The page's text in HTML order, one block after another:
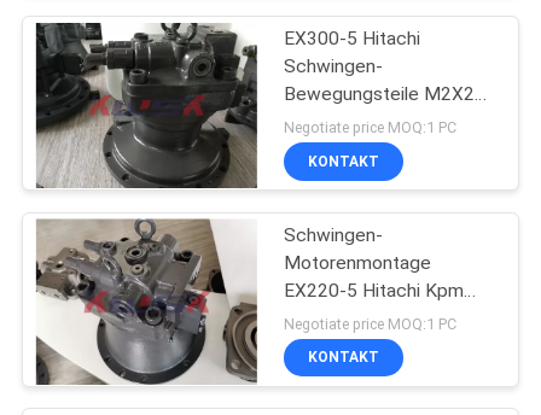
BaggerMagnetventil
Bagger Engine Parts
160
EX300-5 Hitachi
Schwingen-
Bewegungsteile M2X210
M5X130CHB
Negotiate price MOQ:1 PC
KONTAKT
Schwingen-
Motorenmontage
EX220-5 Hitachi Kpm
M5x130chb M2X146
tötete den hydraulischen
Motor
Negotiate price MOQ:1 PC
KONTAKT